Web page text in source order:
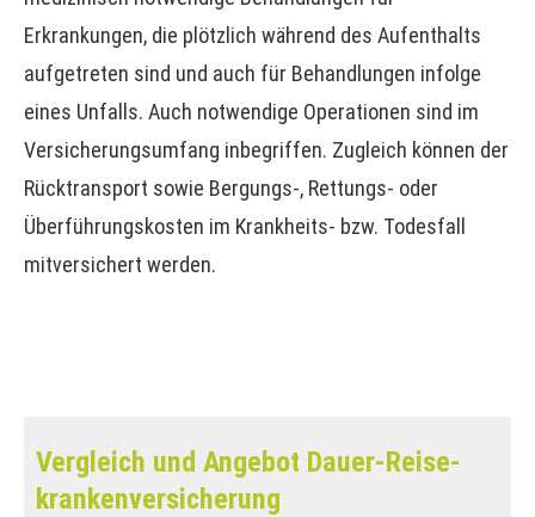
Erkrankungen, die plötzlich während des Aufenthalts
aufgetreten sind und auch für Behandlungen infolge
eines Unfalls. Auch notwendige Operationen sind im
Versicherungsumfang inbegriffen. Zugleich können der
Rücktransport sowie Bergungs-, Rettungs- oder
Überführungskosten im Krankheits- bzw. Todesfall
mitversichert werden.
Vergleich und Angebot Dauer-Reise­
kranken­ver­si­che­rung